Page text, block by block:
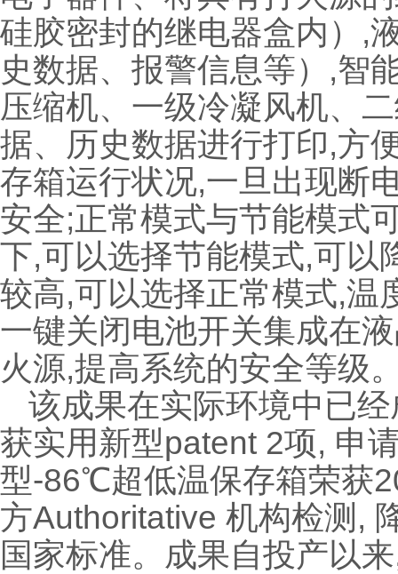
硅胶密封的继电器盒内）,
史数据、报警信息等）,智
压缩机、一级冷凝风机、
据、历史数据进行打印,方
存箱运行状况,一旦出现断
安全;正常模式与节能模式
下,可以选择节能模式,可以
较高,可以选择正常模式,温
一键关闭电池开关集成在
火源,提高系统的安全等级
该成果在实际环境中已
获实用新型patent 2项, 申
型-86℃超低温保存箱荣获
方Authoritative 机构检测,
国家标准。成果自投产以